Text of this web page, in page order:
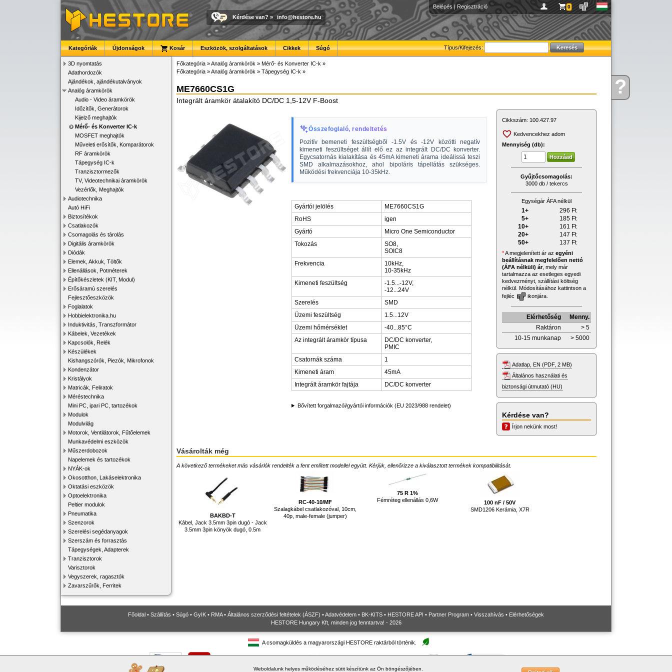
Kérdése
van
?
Belépés | Regisztráció 0
Kérdése van? » info@hestore.hu
Típus/Kifejezés:
Kategóriák Újdonságok Kosár Eszközök, szolgáltatások Cikkek Súgó
3D nyomtatás
Adathordozók
Ajándékok, ajándékutalványok
Analóg áramkörök
Audio - Video áramkörök
Időzítők, Generátorok
Kijelző meghajtók
Mérő- és Konverter IC-k
MOSFET meghajtók
Műveleti erősítők, Komparátorok
RF áramkörök
Tápegység IC-k
Tranzisztormezők
TV, Videotechnikai áramkörök
Vezérlők, Meghajtók
Audiotechnika
Autó HiFi
Biztosítékok
Csatlakozók
Csomagolás és tárolás
Digitális áramkörök
Diódák
Elemek, Akkuk, Töltők
Ellenállások, Potméterek
Építőkészletek (KIT, Modul)
Erősáramú szerelés
Fejlesztőeszközök
Foglalatok
Hobbielektronika.hu
Induktivitás, Transzformátor
Kábelek, Vezetékek
Kapcsolók, Relék
Készülékek
Kishangszórók, Piezók, Mikrofonok
Kondenzátor
Kristályok
Matricák, Feliratok
Méréstechnika
Mini PC, ipari PC, tartozékok
Modulok
Modulvilág
Motorok, Ventilátorok, Fűtőelemek
Munkavédelmi eszközök
Műszerdobozok
Napelemek és tartozékok
NYÁK-ok
Okosotthon, Lakáselektronika
Oktatási eszközök
Optoelektronika
Peltier modulok
Pneumatika
Szenzorok
Szerelési segédanyagok
Szerszám és forrasztás
Tápegységek, Adapterek
Tranzisztorok
Varisztorok
Vegyszerek, ragasztók
Zavarszűrők, Ferritek
Főkategória »Analóg áramkörök » Mérő- és Konverter IC-k »
Főkategória »Analóg áramkörök » Tápegység IC-k »
ME7660CS1G
Integrált áramkör átalakító DC/DC 1,5-12V F-Boost
Összefoglaló, rendeltetés
Pozitív bemeneti feszültségből -1.5V és -12V közötti negatív
kimeneti feszültséget állít elő ez az integrált DC/DC konverter.
Egycsatornás kialakítása és 45mA kimeneti árama ideálissá teszi
SMD alkalmazásokhoz, ahol bipoláris tápellátás szükséges.
Működési frekvenciája 10-35kHz.
Gyártói jelölés
ME7660CS1G
RoHS
igen
Gyártó
Micro One Semiconductor
Tokozás
SO8,
SOIC8
Frekvencia
10kHz,
10-35kHz
Kimeneti feszültség
-1.5...-12V,
-12...24V
Szerelés
SMD
Üzemi feszültség
1.5...12V
Üzemi hőmérséklet
-40...85°C
Az integrált áramkör típusa
DC/DC konverter,
PMIC
Csatornák száma
1
Kimeneti áram
45mA
Integrált áramkör fajtája
DC/DC konverter
Bővített forgalmazói/gyártói információk (EU 2023/988 rendelet)
Cikkszám: 100.427.97
Kedvencekhez adom
Mennyiség (db):
Gyűjtőcsomagolás:
3000 db / tekercs
Egységár ÁFA nélkül
1+ 296 Ft
5+
185 Ft
10+
161 Ft
20+
147 Ft
50+
137 Ft
*A megjelenített ár az egyéni
beállításnak megfelelően nettó
(ÁFA nélküli) ár, mely már
tartalmazza az esetleges egyedi
kedvezményt, szállítási költség
nélkül. Módosításához kattintson a
fejléc
ikonjára.
Elérhetőség
Menny.
Raktáron
> 5
10-15 munkanap
> 5000
Adatlap, EN (PDF, 2 MB)
Általános használati és
biztonsági útmutató (HU)
Kérdése van?
Írjon nekünk most!
Vásárolták még
A következő termékeket más vásárlók rendelték a fent említett modellel együtt. Kérjük, ellenőrizze a kiválasztott termékek kompatibilitását.
BAKBD-T
Kábel, Jack 3.5mm 3pin dugó - Jack
3.5mm 3pin könyök dugó, 0.5m
RC-40-10/MF
Szalagkábel csatlakozóval, 10cm,
40p, male-female (jumper)
75 R 1%
Fémréteg ellenállás 0,6W
100 nF / 50V
SMD1206 Kerámia, X7R
Főoldal • Szállítás • Súgó • GyIK • RMA• Általános szerződési feltételek (ÁSZF) •Adatvédelem • BK-KITS • HESTORE API • Partner Program • Visszahívás • Elérhetőségek
HESTORE Hungary Kft, minden jog fenntartva! - 2026
Weboldalunk helyes működéséhez sütit készítünk az Ön böngészőjében.
A csomagküldés a magyarországi HESTORE raktárból történik.